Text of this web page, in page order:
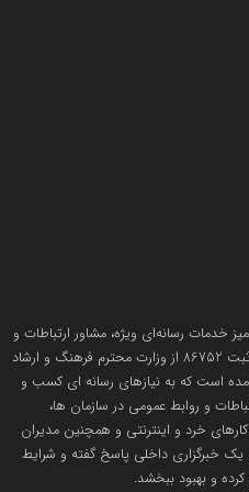
مردمی
در کشور
خبر
خدمات رسانه‌ای ویژه، مشاور ارتباطات و
رسانه و دارنده مجوز رسانه رسمی با شماره ثبت 86752 از وزارت محترم فرهنگ و ارشاد
است که به نیازهای رسانه ای کسب و
و روابط عمومی در سازمان ها،
خرد و اینترنتی و همچنین مدیران
خبرگزاری داخلی پاسخ گفته و شرایط
کرده و بهبود ببخشد.